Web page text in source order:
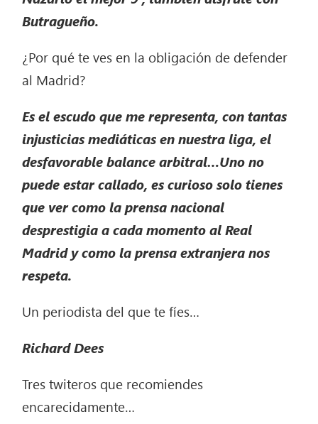
Butragueño.
¿Por qué te ves en la obligación de defender
al Madrid?
Es el escudo que me representa, con tantas
injusticias mediáticas en nuestra liga, el
desfavorable balance arbitral…Uno no
puede estar callado, es curioso solo tienes
que ver como la prensa nacional
desprestigia a cada momento al Real
Madrid y como la prensa extranjera nos
respeta.
Un periodista del que te fíes…
Richard Dees
Tres twiteros que recomiendes
encarecidamente…